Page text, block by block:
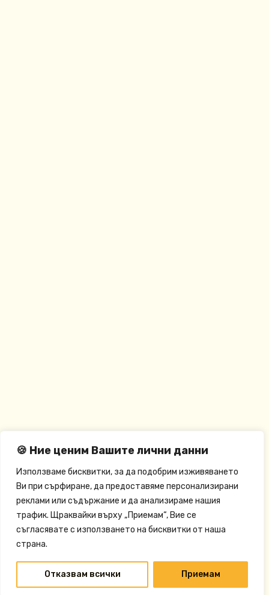
🍪 Ние ценим Вашите лични данни
Използваме бисквитки, за да подобрим изживяването
Ви при сърфиране, да предоставяме персонализирани
реклами или съдържание и да анализираме нашия
трафик. Щраквайки върху „Приемам“, Вие се
съгласявате с използването на бисквитки от наша
страна.
Отказвам всички Приемам